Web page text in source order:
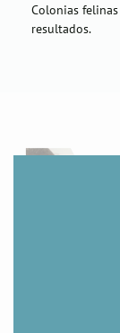
Colonias
resultados.